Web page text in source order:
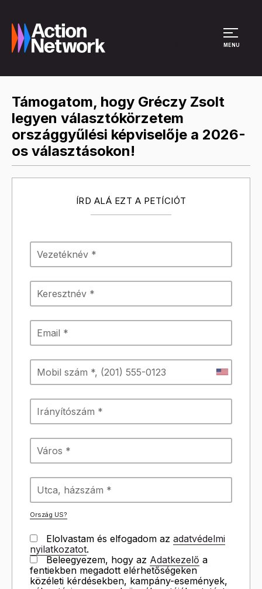
MENU
Támogatom, hogy Gréczy Zsolt
legyen választókörzetem
országgyűlési képviselője a 2026-
os választásokon!
ÍRD ALÁ EZT A PETÍCIÓT
Ország US?
Elolvastam és elfogadom az adatvédelmi
nyilatkozatot.
Beleegyezem, hogy az Adatkezelő a
fentiekben megadott elérhetőségeken
közéleti kérdésekben, kampány-események,